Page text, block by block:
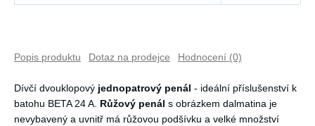
Popis produktu Dotaz na prodejce Hodnocení (0)
Dívčí dvouklopový jednopatrový penál - ideální příslušenství k
batohu BETA 24 A. Růžový penál s obrázkem dalmatina je
nevybavený a uvnitř má růžovou podšívku a velké množství